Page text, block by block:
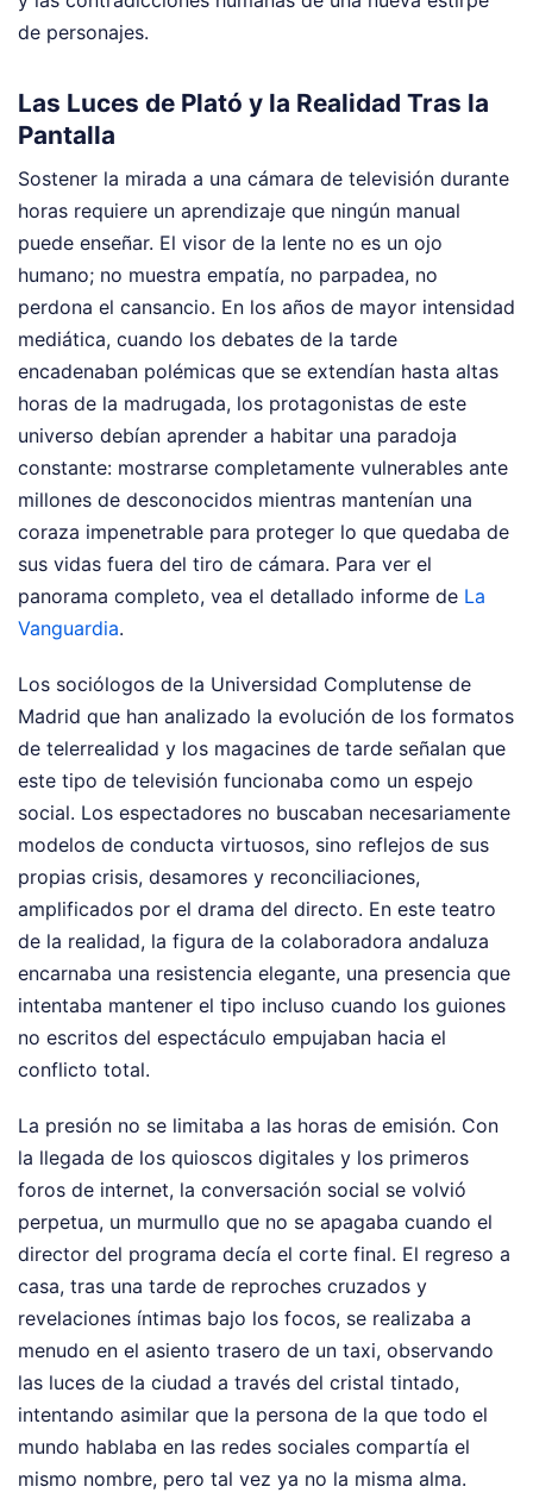
de personajes.
Las Luces de Plató y la Realidad Tras la
Pantalla
Sostener la mirada a una cámara de televisión durante
horas requiere un aprendizaje que ningún manual
puede enseñar. El visor de la lente no es un ojo
humano; no muestra empatía, no parpadea, no
perdona el cansancio. En los años de mayor intensidad
mediática, cuando los debates de la tarde
encadenaban polémicas que se extendían hasta altas
horas de la madrugada, los protagonistas de este
universo debían aprender a habitar una paradoja
constante: mostrarse completamente vulnerables ante
millones de desconocidos mientras mantenían una
coraza impenetrable para proteger lo que quedaba de
sus vidas fuera del tiro de cámara. Para ver el
panorama completo, vea el detallado informe de La
Vanguardia.
Los sociólogos de la Universidad Complutense de
Madrid que han analizado la evolución de los formatos
de telerrealidad y los magacines de tarde señalan que
este tipo de televisión funcionaba como un espejo
social. Los espectadores no buscaban necesariamente
modelos de conducta virtuosos, sino reflejos de sus
propias crisis, desamores y reconciliaciones,
amplificados por el drama del directo. En este teatro
de la realidad, la figura de la colaboradora andaluza
encarnaba una resistencia elegante, una presencia que
intentaba mantener el tipo incluso cuando los guiones
no escritos del espectáculo empujaban hacia el
conflicto total.
La presión no se limitaba a las horas de emisión. Con
la llegada de los quioscos digitales y los primeros
foros de internet, la conversación social se volvió
perpetua, un murmullo que no se apagaba cuando el
director del programa decía el corte final. El regreso a
casa, tras una tarde de reproches cruzados y
revelaciones íntimas bajo los focos, se realizaba a
menudo en el asiento trasero de un taxi, observando
las luces de la ciudad a través del cristal tintado,
intentando asimilar que la persona de la que todo el
mundo hablaba en las redes sociales compartía el
mismo nombre, pero tal vez ya no la misma alma.